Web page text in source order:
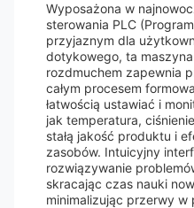
Wyposażona w
sterowania PLC
przyjaznym dla
dotykowego, ta
rozdmuchem zapewnia
całym procesem
łatwością ustawiać i
jak temperatura,
stałą jakość produktu i
zasobów. Intuicyjny
rozwiązywanie
skracając czas nauki
minimalizując przerwy w